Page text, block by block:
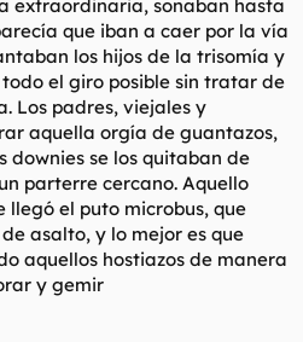
extraordinaria, sonaban hasta
que iban a caer por la vía
los hijos de la trisomía y
el giro posible sin tratar de
Los padres, viejales y
aquella orgía de guantazos,
downies se los quitaban de
parterre cercano. Aquello
llegó el puto microbus, que
asalto, y lo mejor es que
aquellos hostiazos de manera
y gemir